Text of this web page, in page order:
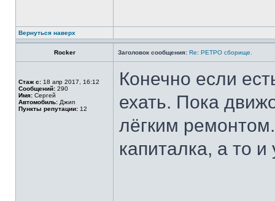
Вернуться наверх
Rocker Заголовок сообщения: Re: РЕТРО сборище.
Стаж с: 18 апр 2017, 16:12
Сообщений: 290
Имя: Сергей
Автомобиль: Джип
Пункты репутации: 12
Конечно если
ехать. Пока
лёгким
капиталка, а то